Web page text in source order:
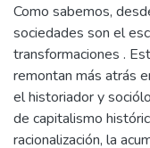
Como sabemos,
sociedades son el
transformaciones .
remontan más atrás
el historiador y
de capitalismo
racionalización, la